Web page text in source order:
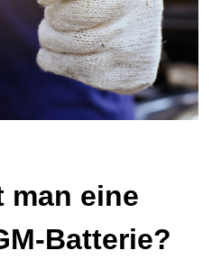
man eine
Batterie?